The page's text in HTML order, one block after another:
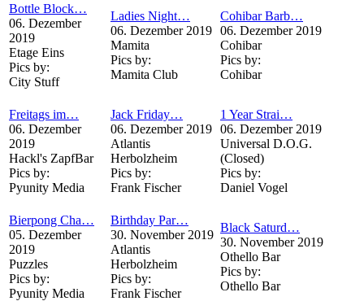
Bottle Block…
06. Dezember
2019
Etage Eins
Pics by:
City Stuff
Ladies Night…
06. Dezember 2019
Mamita
Pics by:
Mamita Club
Cohibar Barb…
06. Dezember 2019
Cohibar
Pics by:
Cohibar
Freitags im…
06. Dezember
2019
Hackl's ZapfBar
Pics by:
Pyunity Media
Jack Friday…
06. Dezember 2019
Atlantis
Herbolzheim
Pics by:
Frank Fischer
1 Year Strai…
06. Dezember 2019
Universal D.O.G.
(Closed)
Pics by:
Daniel Vogel
Bierpong Cha…
05. Dezember
2019
Puzzles
Pics by:
Pyunity Media
Birthday Par…
30. November 2019
Atlantis
Herbolzheim
Pics by:
Frank Fischer
Black Saturd…
30. November 2019
Othello Bar
Pics by:
Othello Bar